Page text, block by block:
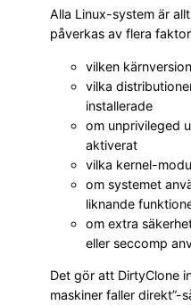
Alla Linux-system är
påverkas av flera
vilken
vilka
installerade
om unprivileged
aktiverat
vilka kernel-
om systemet
liknande
om extra
eller seccomp
Det gör att DirtyClone
maskiner faller direkt”-